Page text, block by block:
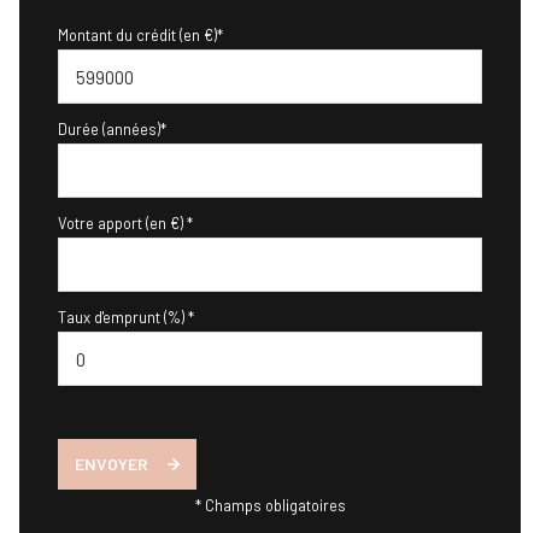
Montant du crédit (en €)*
Durée (années)*
Votre apport (en €) *
Taux d'emprunt (%) *
ENVOYER
* Champs obligatoires